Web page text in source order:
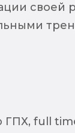
ГПХ, full